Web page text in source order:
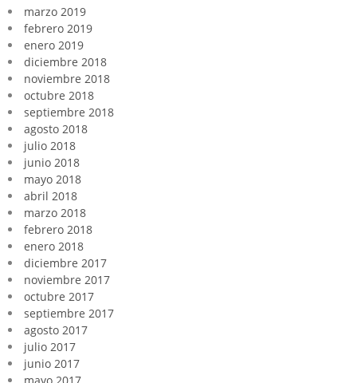
marzo 2019
febrero 2019
enero 2019
diciembre 2018
noviembre 2018
octubre 2018
septiembre 2018
agosto 2018
julio 2018
junio 2018
mayo 2018
abril 2018
marzo 2018
febrero 2018
enero 2018
diciembre 2017
noviembre 2017
octubre 2017
septiembre 2017
agosto 2017
julio 2017
junio 2017